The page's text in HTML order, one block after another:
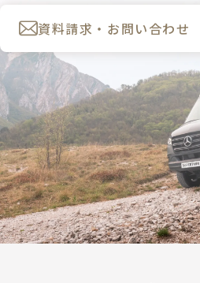
資料請求・お問い合わせ